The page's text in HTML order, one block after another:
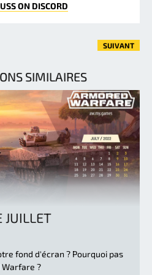
ON DISCORD
SUIVANT
SIMILAIRES
JUILLET
fond d'écran ? Pourquoi pas
?